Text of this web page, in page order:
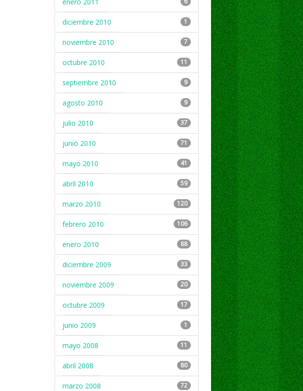
diciembre 2010 1
noviembre 2010 7
octubre 2010 11
septiembre 2010 9
agosto 2010 9
julio 2010 37
junio 2010 71
mayo 2010 41
abril 2010 59
marzo 2010 120
febrero 2010 106
enero 2010 88
diciembre 2009 33
noviembre 2009 20
octubre 2009 17
junio 2009 1
mayo 2008 11
abril 2008 80
marzo 2008 72